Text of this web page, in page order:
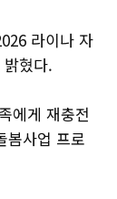
라이나 자
혔다.
에게 재충전
봄사업 프로